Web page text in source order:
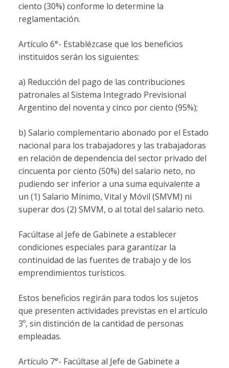
ciento (30%) conforme lo determine la
reglamentación.
Artículo 6°- Establézcase que los beneficios
instituidos serán los siguientes:
a) Reducción del pago de las contribuciones
patronales al Sistema Integrado Previsional
Argentino del noventa y cinco por ciento (95%);
b) Salario complementario abonado por el Estado
nacional para los trabajadores y las trabajadoras
en relación de dependencia del sector privado del
cincuenta por ciento (50%) del salario neto, no
pudiendo ser inferior a una suma equivalente a
un (1) Salario Mínimo, Vital y Móvil (SMVM) ni
superar dos (2) SMVM, o al total del salario neto.
Facúltase al Jefe de Gabinete a establecer
condiciones especiales para garantizar la
continuidad de las fuentes de trabajo y de los
emprendimientos turísticos.
Estos beneficios regirán para todos los sujetos
que presenten actividades previstas en el artículo
3º, sin distinción de la cantidad de personas
empleadas.
Artículo 7°- Facúltase al Jefe de Gabinete a